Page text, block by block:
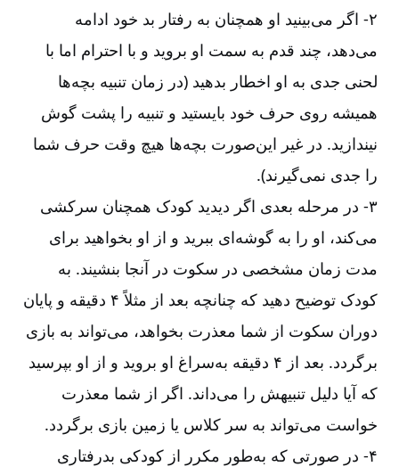
۲-‏‏‏‏ اگر می‌بینید او همچنان به رفتار بد خود ادامه
می‌دهد، چند قدم به سمت او بروید و با احترام اما با
لحنی جدی به او اخطار بدهید (در زمان تنبیه بچه‌ها
همیشه روی حرف خود بایستید و تنبیه را پشت گوش
نیندازید. در غیر این‌صورت بچه‌ها هیچ وقت حرف شما
را جدی نمی‌گیرند).
۳-‏‏‏‏ در مرحله بعدی اگر دیدید کودک همچنان سرکشی
می‌کند، او را به گوشه‌ای ببرید و از او بخواهید برای
مدت زمان مشخصی در سکوت در آنجا بنشیند. به
کودک توضیح دهید که چنانچه بعد از مثلاً ۴ دقیقه و پایان
دوران سکوت از شما معذرت بخواهد، می‌تواند به بازی
برگردد. بعد از ۴ دقیقه به‌سراغ او بروید و از او بپرسید
که آیا دلیل تنبیهش را می‌داند. اگر از شما معذرت
خواست می‌تواند به سر کلاس یا زمین بازی برگردد.
۴-‏‏‏‏ در صورتی که به‌طور مکرر از کودکی بدرفتاری